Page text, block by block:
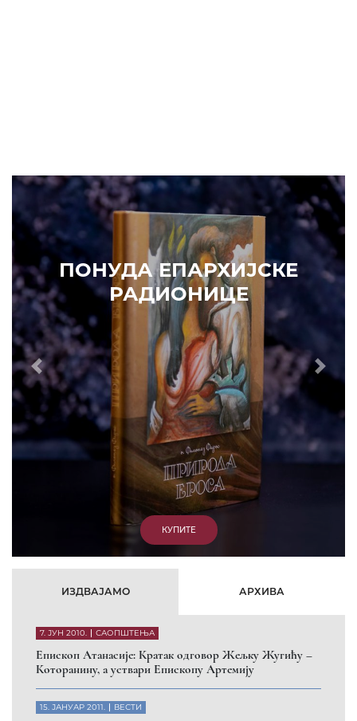
ПОНУДА ЕПАРХИЈСКЕ
РАДИОНИЦЕ
КУПИТЕ
Prethodni
ИЗДВАЈАМО АРХИВА
7. ЈУН 2010. САОПШТЕЊА
Eпископ Атанасије: Кратак одговор Жељку Жугићу –
Которанину, а уствари Епископу Артемију
15. ЈАНУАР 2011. ВЕСТИ
Eпископ Атанасије: Артемијева секта -
парасинагога=парацрква
7. ОКТОБАР 2012. ВЕСТИ
Eпископ Западноамерички Г. Максим у посети
Призрену
Eпархија Рашко-призренска осуђује физички напад на
Србина у Сувом Долу и апелује на КФОР и ЕУЛЕКС да
обезбеде сигурност за све грађане